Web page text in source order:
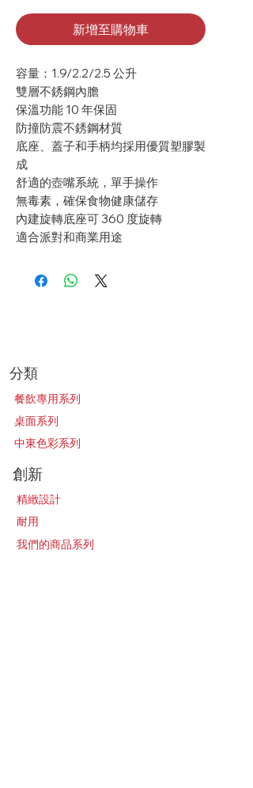
新增至購物車
容量：1.9/2.2/2.5 公升
雙層不銹鋼內膽
保溫功能 10 年保固
防撞防震不銹鋼材質
底座、蓋子和手柄均採用優質塑膠製
成
舒適的壺嘴系統，單手操作
無毒素，確保食物健康儲存
內建旋轉底座可 360 度旋轉
適合派對和商業用途
​分類
餐飲專用系列
桌面系列
中東色彩系列
創新
精緻設計
耐用
我們的商品系列